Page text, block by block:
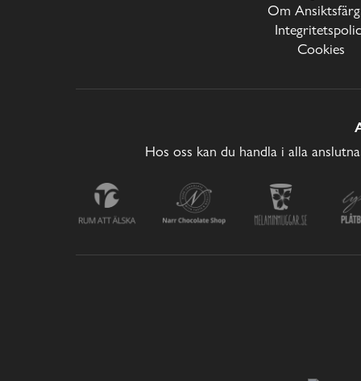
Om
Cookies
Hos oss kan du handla i alla